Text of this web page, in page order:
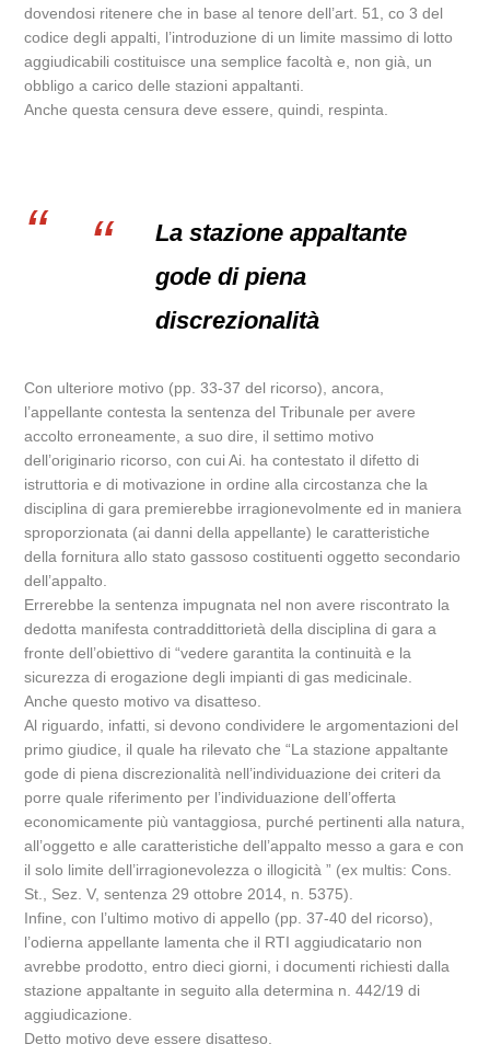
dovendosi ritenere che in base al tenore dell’art. 51, co 3 del
codice degli appalti, l’introduzione di un limite massimo di lotto
aggiudicabili costituisce una semplice facoltà e, non già, un
obbligo a carico delle stazioni appaltanti.
Anche questa censura deve essere, quindi, respinta.
La stazione appaltante
gode di piena
discrezionalità
Con ulteriore motivo (pp. 33-37 del ricorso), ancora,
l’appellante contesta la sentenza del Tribunale per avere
accolto erroneamente, a suo dire, il settimo motivo
dell’originario ricorso, con cui Ai. ha contestato il difetto di
istruttoria e di motivazione in ordine alla circostanza che la
disciplina di gara premierebbe irragionevolmente ed in maniera
sproporzionata (ai danni della appellante) le caratteristiche
della fornitura allo stato gassoso costituenti oggetto secondario
dell’appalto.
Errerebbe la sentenza impugnata nel non avere riscontrato la
dedotta manifesta contraddittorietà della disciplina di gara a
fronte dell’obiettivo di “vedere garantita la continuità e la
sicurezza di erogazione degli impianti di gas medicinale.
Anche questo motivo va disatteso.
Al riguardo, infatti, si devono condividere le argomentazioni del
primo giudice, il quale ha rilevato che “La stazione appaltante
gode di piena discrezionalità nell’individuazione dei criteri da
porre quale riferimento per l’individuazione dell’offerta
economicamente più vantaggiosa, purché pertinenti alla natura,
all’oggetto e alle caratteristiche dell’appalto messo a gara e con
il solo limite dell’irragionevolezza o illogicità ” (ex multis: Cons.
St., Sez. V, sentenza 29 ottobre 2014, n. 5375).
Infine, con l’ultimo motivo di appello (pp. 37-40 del ricorso),
l’odierna appellante lamenta che il RTI aggiudicatario non
avrebbe prodotto, entro dieci giorni, i documenti richiesti dalla
stazione appaltante in seguito alla determina n. 442/19 di
aggiudicazione.
Detto motivo deve essere disatteso.